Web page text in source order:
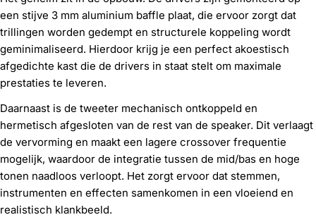
een stijve 3 mm aluminium baffle plaat, die ervoor zorgt dat
trillingen worden gedempt en structurele koppeling wordt
geminimaliseerd. Hierdoor krijg je een perfect akoestisch
afgedichte kast die de drivers in staat stelt om maximale
prestaties te leveren.
Daarnaast is de tweeter mechanisch ontkoppeld en
hermetisch afgesloten van de rest van de speaker. Dit verlaagt
de vervorming en maakt een lagere crossover frequentie
mogelijk, waardoor de integratie tussen de mid/bas en hoge
tonen naadloos verloopt. Het zorgt ervoor dat stemmen,
instrumenten en effecten samenkomen in een vloeiend en
realistisch klankbeeld.